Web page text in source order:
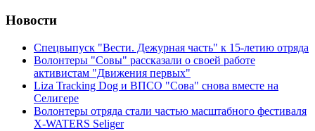
Новости
Спецвыпуск "Вести. Дежурная часть" к 15-летию отряда
Волонтеры "Совы" рассказали о своей работе
активистам "Движения первых"
Liza Tracking Dog и ВПСО "Сова" снова вместе на
Селигере
Волонтеры отряда стали частью масштабного фестиваля
X-WATERS Seliger